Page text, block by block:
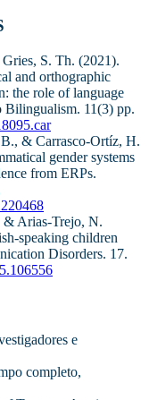
S. Th. (2021).
and orthographic
the role of language
Bilingualism. 11(3) pp.
& Carrasco-Ortíz, H.
gender systems
from ERPs.
& Arias-Trejo, N.
speaking children
Disorders. 17.
e
completo,